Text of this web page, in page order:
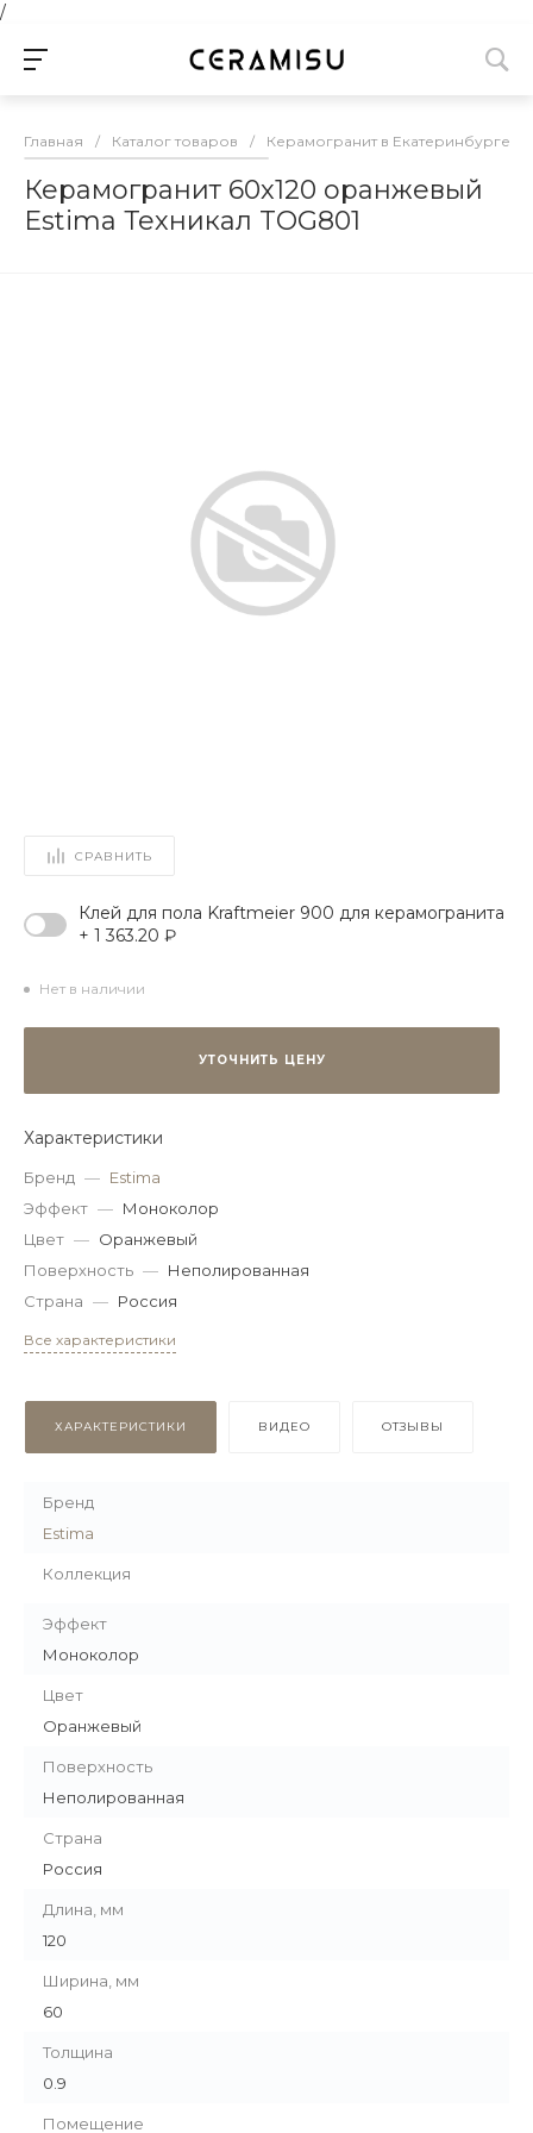
/
Главная / Каталог товаров / Керамогранит в Екатеринбурге
Керамогранит 60х120 оранжевый
Estima Техникал TOG801
СРАВНИТЬ
Клей для пола Kraftmeier 900 для керамогранита
+ 1 363.20 ₽
Нет в наличии
УТОЧНИТЬ ЦЕНУ
Характеристики
Бренд — Estima
Эффект — Моноколор
Цвет — Оранжевый
Поверхность — Неполированная
Страна — Россия
Все характеристики
ХАРАКТЕРИСТИКИ ВИДЕО ОТЗЫВЫ
Бренд
Estima
Коллекция
Эффект
Моноколор
Цвет
Оранжевый
Поверхность
Неполированная
Страна
Россия
Длина, мм
120
Ширина, мм
60
Толщина
0.9
Помещение